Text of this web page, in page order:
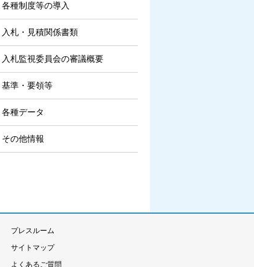
各種制度等の導入
入札・見積関係書類
入札監視委員会の審議概要
基準・要領等
各種データ
その他情報
プレスルーム
サイトマップ
よくあるご質問